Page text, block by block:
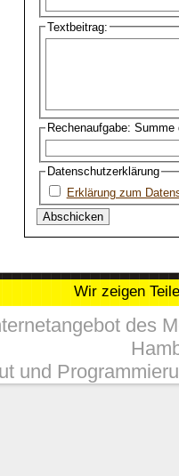
Textbeitrag:
Rechenaufgabe:
Datenschutzerklärung
Erklärung zum
Wir zeigen
des
und